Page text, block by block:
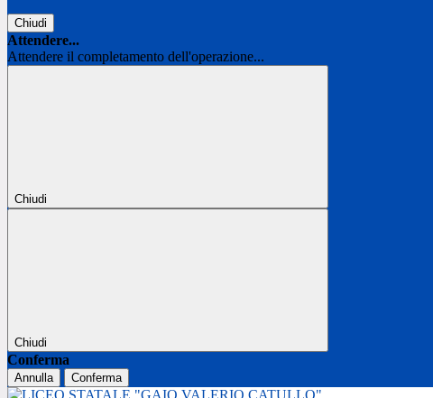
Chiudi
Attendere...
Attendere il completamento dell'operazione...
Chiudi
Chiudi
Conferma
Annulla Conferma